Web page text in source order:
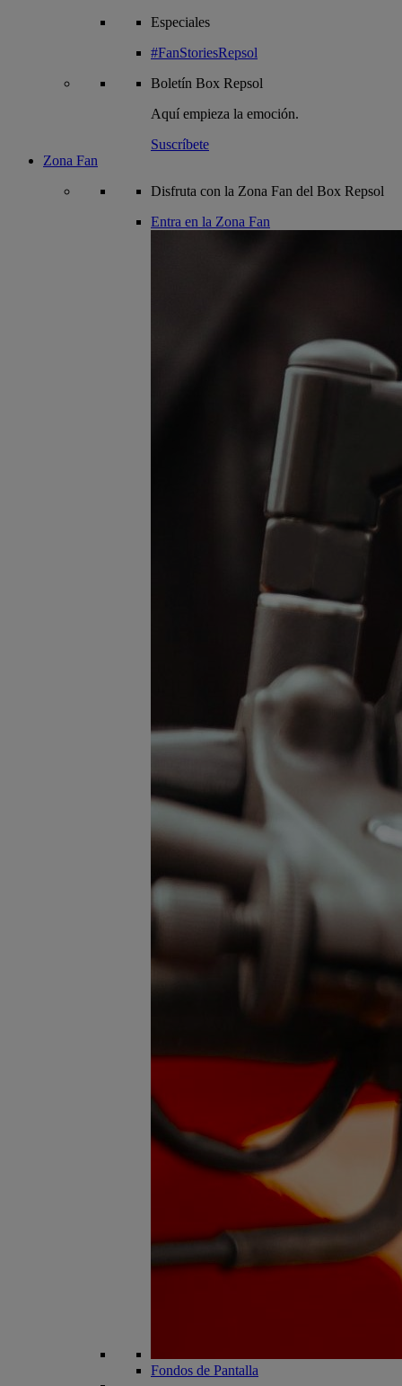
Especiales
#FanStoriesRepsol
Boletín Box Repsol
Aquí empieza la emoción.
Suscríbete
Zona Fan
Disfruta con la Zona Fan del Box Repsol
Entra en la Zona Fan
Fondos de Pantalla